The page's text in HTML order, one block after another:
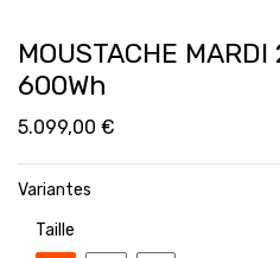
MOUSTACHE
600Wh
5.099,00 €
Variantes
Taille